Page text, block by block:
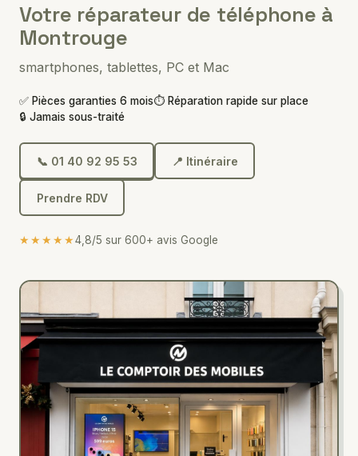
Votre réparateur de téléphone à
Montrouge
smartphones, tablettes, PC et Mac
✅ Pièces garanties 6 mois⏱ Réparation rapide sur place
🔒 Jamais sous-traité
📞 01 40 92 95 53 📍 Itinéraire
Prendre RDV
★★★★★4,8/5 sur 600+ avis Google